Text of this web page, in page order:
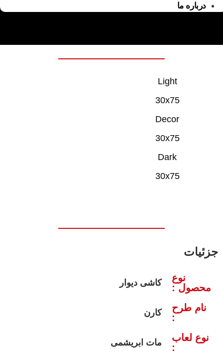
درباره ما
Light
30x75
Decor
30x75
Dark
30x75
جزئیات
نوع
محصول :
کاشی دیوار
نام طرح
کارن
نوع لعاب
مات ابریشمی